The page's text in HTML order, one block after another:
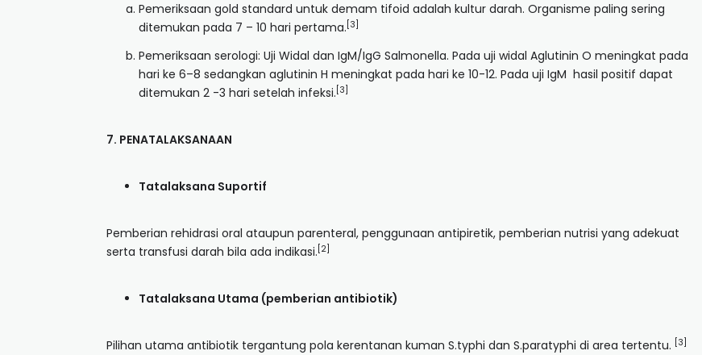
Pemeriksaan gold standard untuk demam tifoid adalah kultur darah. Organisme paling sering
ditemukan pada 7 – 10 hari pertama. [3]
Pemeriksaan serologi: Uji Widal dan IgM/IgG Salmonella. Pada uji widal Aglutinin O meningkat pada
hari ke 6–8 sedangkan aglutinin H meningkat pada hari ke 10-12. Pada uji IgM hasil positif dapat
ditemukan 2 -3 hari setelah infeksi. [3]
7. PENATALAKSANAAN
Tatalaksana Suportif
Pemberian rehidrasi oral ataupun parenteral, penggunaan antipiretik, pemberian nutrisi yang adekuat
serta transfusi darah bila ada indikasi. [2]
Tatalaksana Utama (pemberian antibiotik)
Pilihan utama antibiotik tergantung pola kerentanan kuman S.typhi dan S.paratyphi di area tertentu. [3]